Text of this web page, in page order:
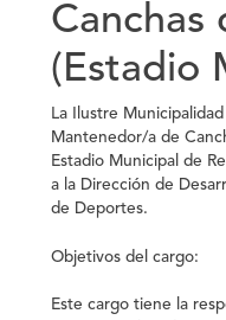
Canchas
(Estadio
La Ilustre
Mantenedor/a de
Estadio Municipal de
a la Dirección de
de Deportes.
Objetivos del cargo:
Este cargo tiene la